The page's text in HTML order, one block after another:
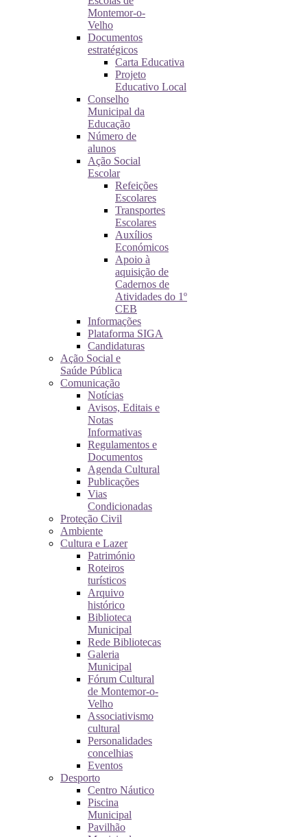
Montemor-o-
Velho
Documentos
estratégicos
Carta Educativa
Projeto
Educativo Local
Conselho
Municipal da
Educação
Número de
alunos
Ação Social
Escolar
Refeições
Escolares
Transportes
Escolares
Auxílios
Económicos
Apoio à
aquisição de
Cadernos de
Atividades do 1º
CEB
Informações
Plataforma SIGA
Candidaturas
Ação Social e
Saúde Pública
Comunicação
Notícias
Avisos, Editais e
Notas
Informativas
Regulamentos e
Documentos
Agenda Cultural
Publicações
Vias
Condicionadas
Proteção Civil
Ambiente
Cultura e Lazer
Património
Roteiros
turísticos
Arquivo
histórico
Biblioteca
Municipal
Rede Bibliotecas
Galeria
Municipal
Fórum Cultural
de Montemor-o-
Velho
Associativismo
cultural
Personalidades
concelhias
Eventos
Desporto
Centro Náutico
Piscina
Municipal
Pavilhão